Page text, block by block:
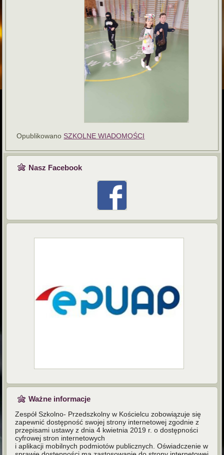
Opublikowano SZKOLNE WIADOMOŚCI
Nasz Facebook
Ważne informacje
Zespół Szkolno- Przedszkolny w Kościelcu zobowiązuje się
zapewnić dostępność swojej strony internetowej zgodnie z
przepisami ustawy z dnia 4 kwietnia 2019 r. o dostępności
cyfrowej stron internetowych
i aplikacji mobilnych podmiotów publicznych. Oświadczenie w